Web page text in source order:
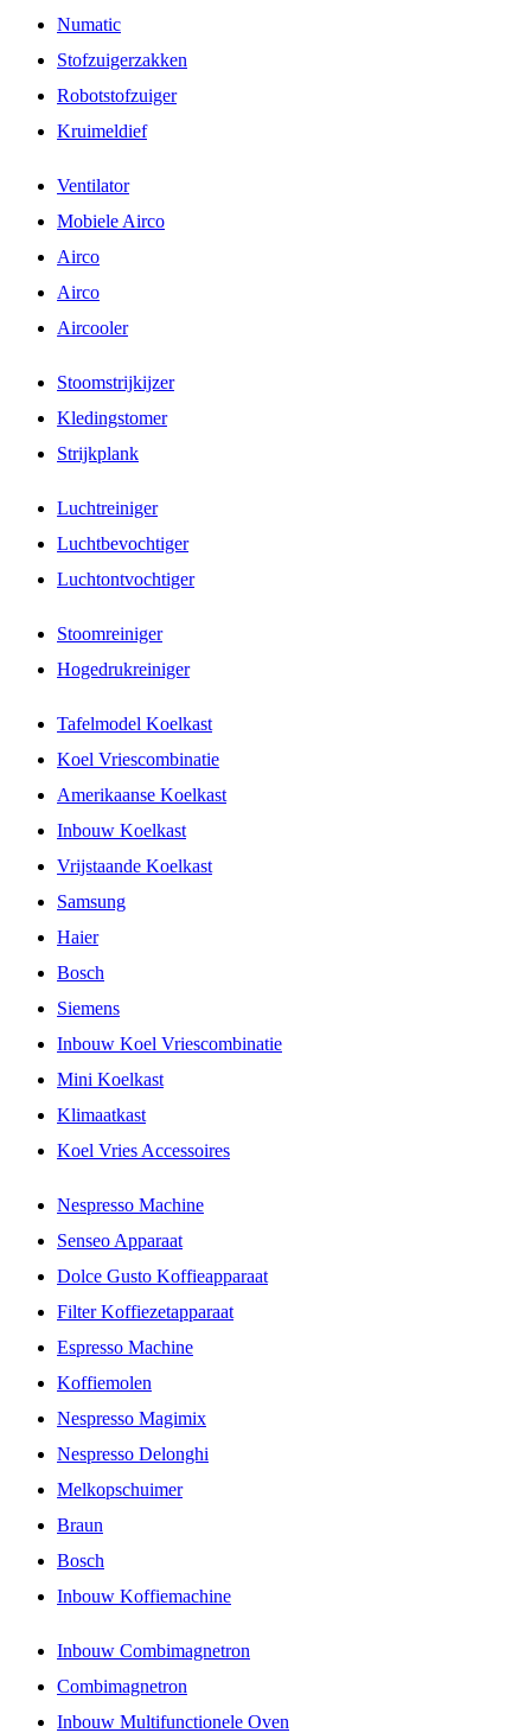
Numatic
Stofzuigerzakken
Robotstofzuiger
Kruimeldief
Ventilator
Mobiele Airco
Airco
Airco
Aircooler
Stoomstrijkijzer
Kledingstomer
Strijkplank
Luchtreiniger
Luchtbevochtiger
Luchtontvochtiger
Stoomreiniger
Hogedrukreiniger
Tafelmodel Koelkast
Koel Vriescombinatie
Amerikaanse Koelkast
Inbouw Koelkast
Vrijstaande Koelkast
Samsung
Haier
Bosch
Siemens
Inbouw Koel Vriescombinatie
Mini Koelkast
Klimaatkast
Koel Vries Accessoires
Nespresso Machine
Senseo Apparaat
Dolce Gusto Koffieapparaat
Filter Koffiezetapparaat
Espresso Machine
Koffiemolen
Nespresso Magimix
Nespresso Delonghi
Melkopschuimer
Braun
Bosch
Inbouw Koffiemachine
Inbouw Combimagnetron
Combimagnetron
Inbouw Multifunctionele Oven